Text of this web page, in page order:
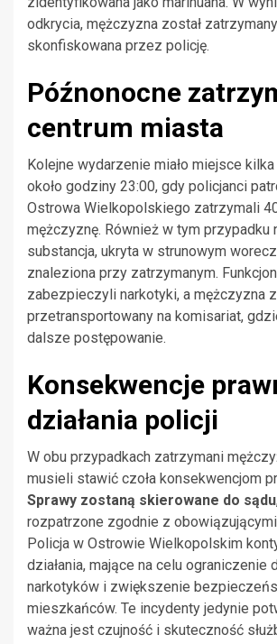
odkrycia, mężczyzna został
skonfiskowana przez policję.
Późnonocne
centrum miasta
Kolejne wydarzenie miało miejsce
około godziny 23:00, gdy policjanci
Ostrowa Wielkopolskiego zatrzymali
mężczyznę. Również w tym przypadku
substancja, ukryta w strunowym
znaleziona przy zatrzymanym.
zabezpieczyli narkotyki, a mężczyzna
przetransportowany na komisariat,
dalsze postępowanie.
Konsekwencje
działania policji
W obu przypadkach zatrzymani
musieli stawić czoła konsekwencjom
Sprawy zostaną skierowane do sądu
rozpatrzone zgodnie z
Policja w Ostrowie Wielkopolskim
działania, mające na celu ograniczenie
narkotyków i zwiększenie
mieszkańców. Te incydenty jedynie
ważna jest czujność i skuteczność